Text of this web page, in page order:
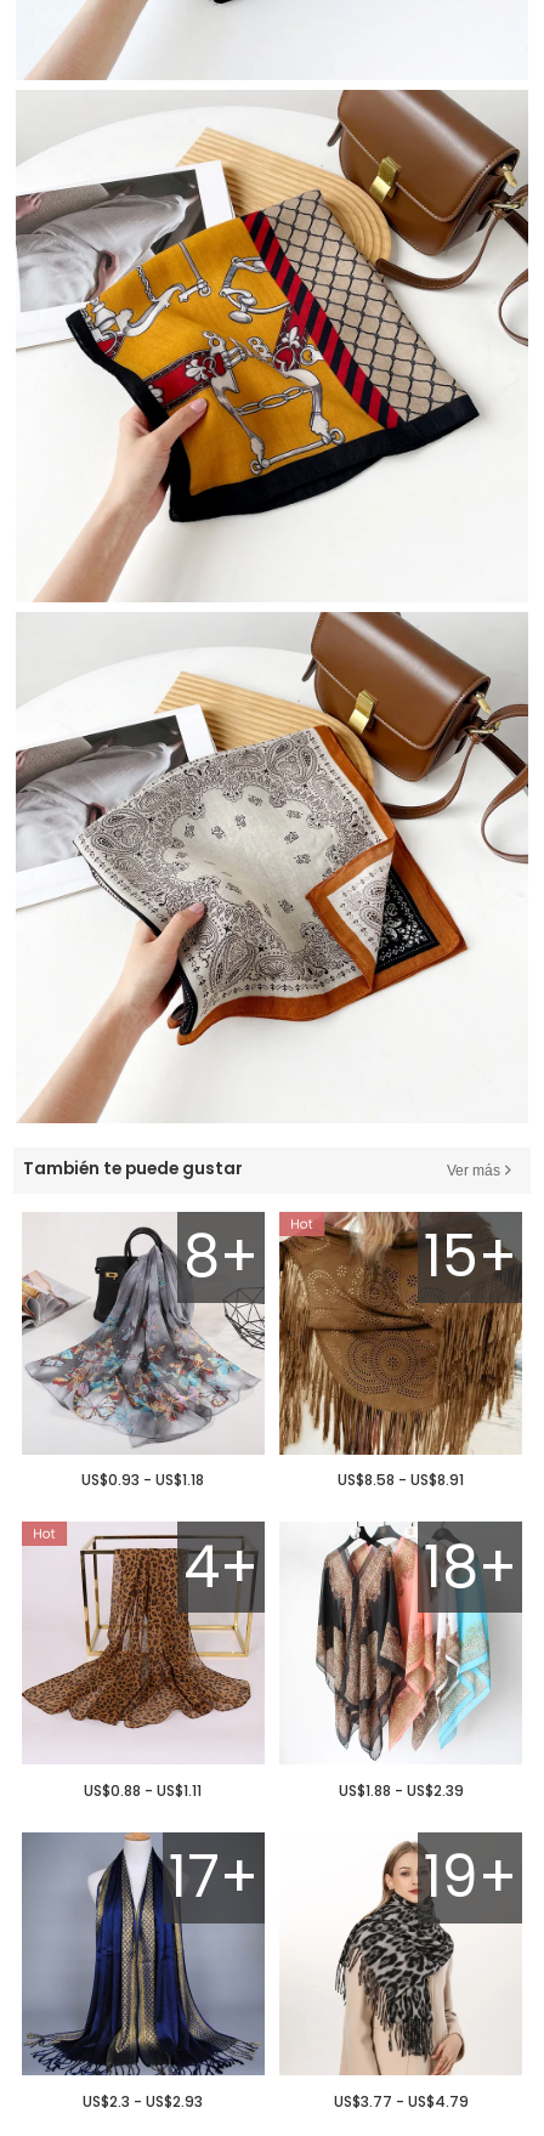
También te puede gustar Ver más
8+
US$0.93 - US$1.18
15+
US$8.58 - US$8.91
4+
US$0.88 - US$1.11
18+
US$1.88 - US$2.39
17+
US$2.3 - US$2.93
19+
US$3.77 - US$4.79